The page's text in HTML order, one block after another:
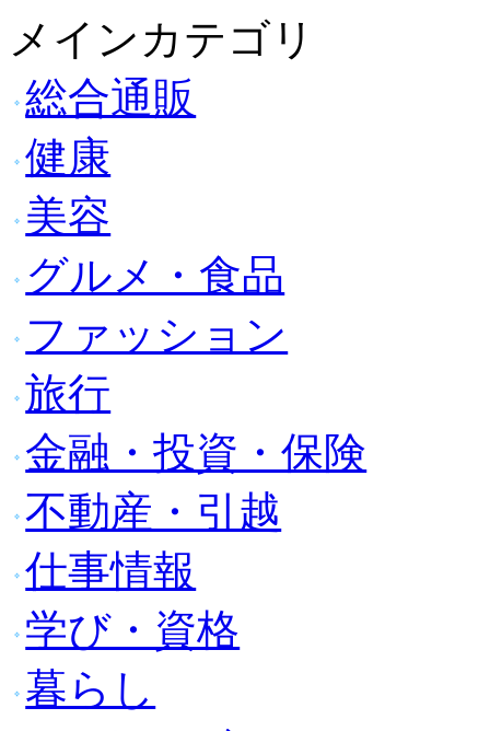
メインカテゴリ
総合通販
健康
美容
グルメ・食品
ファッション
旅行
金融・投資・保険
不動産・引越
仕事情報
学び・資格
暮らし